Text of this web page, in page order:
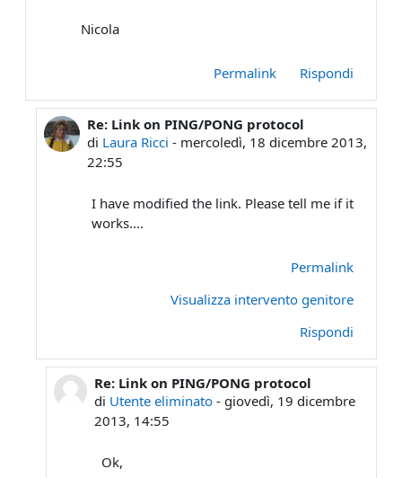
Nicola
Permalink Rispondi
In riposta a Utente eliminato
Re: Link on PING/PONG protocol
di Laura Ricci - mercoledì, 18 dicembre 2013,
22:55
I have modified the link. Please tell me if it
works....
Permalink
Visualizza intervento genitore
Rispondi
In riposta a Laura Ricci
Re: Link on PING/PONG protocol
di Utente eliminato- giovedì, 19 dicembre
2013, 14:55
Ok,